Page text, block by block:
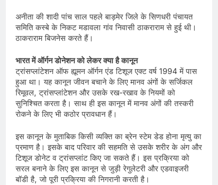
अनीता की शादी पांच साल पहले बाड़मेर जिले के सिणधरी पंचायत
समिति कस्बे के निकट मडावला गांव निवासी ठाकराराम से हुई थी।
ठाकराराम बिजनेस करते हैं।
भारत में ऑर्गन डोनेशन को लेकर क्या है कानून
ट्रांसप्लांटेशन ऑफ ह्यूमन ऑर्गन एंड टिशूज एक्ट वर्ष 1994 में पास
हुआ था। यह कानून जीवन बचाने के लिए मानव अंगों के सर्जिकल
रिमूवल, ट्रांसप्लांटेशन और उसके रख-रखाव के नियमों को
सुनिश्चित करता है। साथ ही इस कानून में मानव अंगों की तस्करी
रोकने के लिए भी कठोर प्रावधान हैं।
इस कानून के मुताबिक किसी व्यक्ति का ब्रेन स्टेम डेड होना मृत्यु का
प्रमाण है। इसके बाद परिवार की सहमति से उसके शरीर के अंग और
टिशूज डोनेट व ट्रांसप्लांट किए जा सकते हैं। इस प्रक्रिया को
सरल बनाने के लिए इस कानून से जुड़ी रेगुलेटरी और एडवाइजरी
बॉडी है, जो पूरी प्रक्रिया की निगरानी करती है।